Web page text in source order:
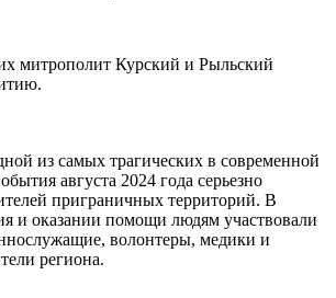
митрополит Курский и Рыльский
из самых трагических в современной
августа 2024 года серьезно
приграничных территорий. В
и оказании помощи людям участвовали
волонтеры, медики и
региона.